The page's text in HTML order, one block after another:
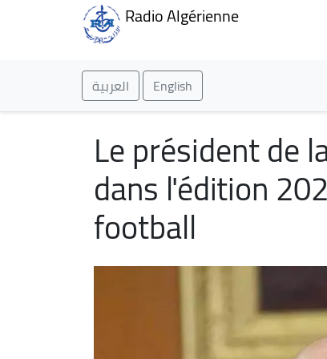
Radio Algérienne
العربية English
Le président de
dans l'édition
football